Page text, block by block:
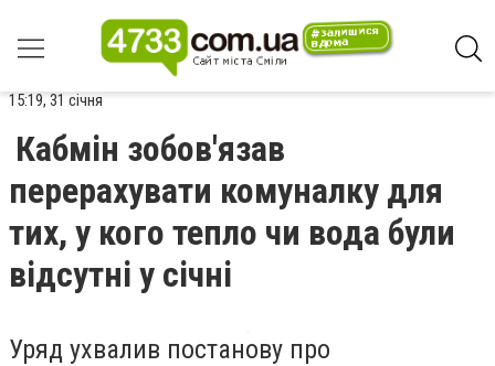
15:19, 31 січня
Кабмін зобов'язав
перерахувати комуналку для
тих, у кого тепло чи вода були
відсутні у січні
Уряд ухвалив постанову про